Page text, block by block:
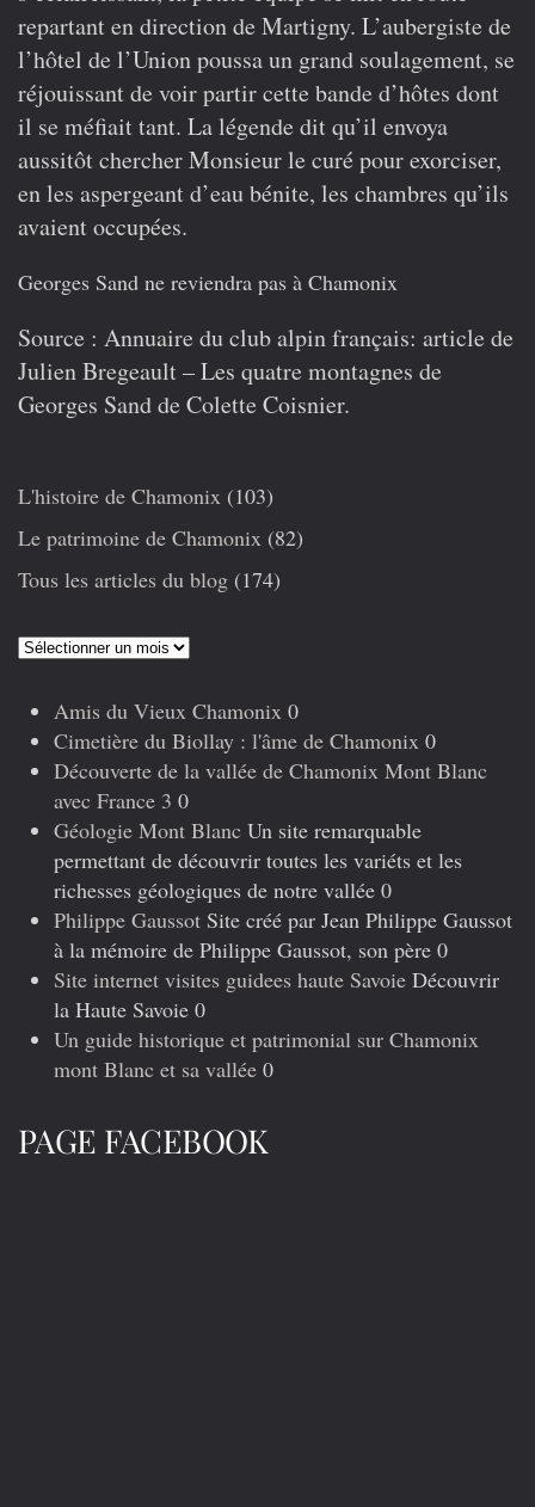
repartant en direction de Martigny. L’aubergiste de
l’hôtel de l’Union poussa un grand soulagement, se
réjouissant de voir partir cette bande d’hôtes dont
il se méfiait tant. La légende dit qu’il envoya
aussitôt chercher Monsieur le curé pour exorciser,
en les aspergeant d’eau bénite, les chambres qu’ils
avaient occupées.
Georges Sand ne reviendra pas à Chamonix
Source : Annuaire du club alpin français: article de
Julien Bregeault – Les quatre montagnes de
Georges Sand de Colette Coisnier.
L'histoire de Chamonix (103)
Le patrimoine de Chamonix (82)
Tous les articles du blog (174)
Articles
Amis du Vieux Chamonix 0
Cimetière du Biollay : l'âme de Chamonix 0
Découverte de la vallée de Chamonix Mont Blanc
avec France 3 0
Géologie Mont Blanc Un site remarquable
permettant de découvrir toutes les variéts et les
richesses géologiques de notre vallée 0
Philippe Gaussot Site créé par Jean Philippe Gaussot
à la mémoire de Philippe Gaussot, son père 0
Site internet visites guidees haute Savoie Découvrir
la Haute Savoie 0
Un guide historique et patrimonial sur Chamonix
mont Blanc et sa vallée 0
PAGE FACEBOOK